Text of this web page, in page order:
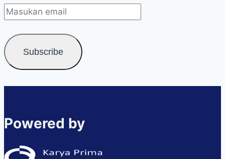
Powered by